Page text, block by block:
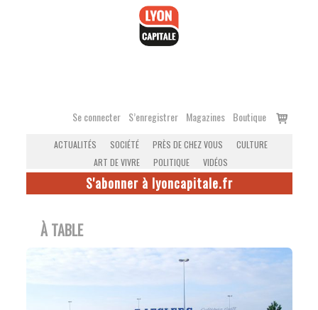
Se connecter S’enregistrer Magazines Boutique
Voir
ACTUALITÉS SOCIÉTÉ PRÈS DE CHEZ VOUS
CULTURE
ART DE VIVRE
POLITIQUE VIDÉOS
S'abonner à lyoncapitale.fr
À TABLE